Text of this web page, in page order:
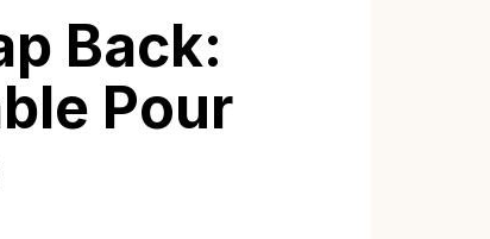
Back:
Pour